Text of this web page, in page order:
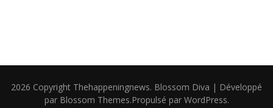
2026 Copyright Thehappeningnews. Blossom Diva | Développé
par Blossom Themes.Propulsé par WordPress.